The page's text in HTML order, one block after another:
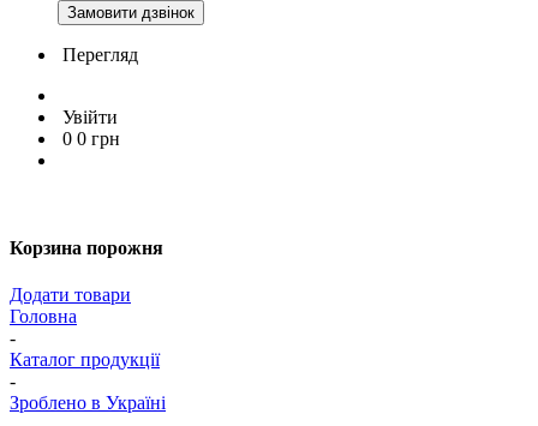
Замовити дзвінок
Перегляд
Увійти
0 0 грн
Корзина порожня
Додати товари
Головна
-
Каталог продукції
-
Зроблено в Україні